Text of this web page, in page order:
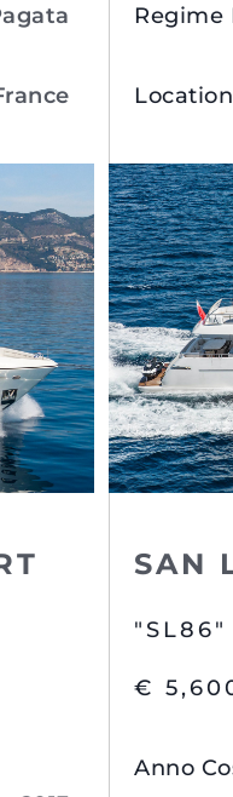
Regime
Location
SAN
"SL86"
€
Anno